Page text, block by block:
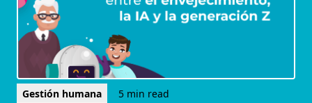
Gestión humana 5 min read